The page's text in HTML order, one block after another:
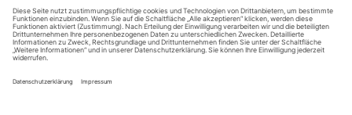
Impressum
Datenschutzerklärung
Cookie-Einstellungen